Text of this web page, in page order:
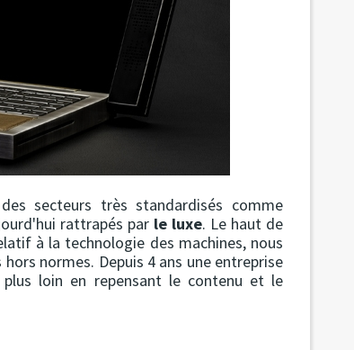
secteurs très standardisés comme
rattrapés par le luxe. Le haut de
à la technologie des machines, nous
normes. Depuis 4 ans une entreprise
loin en repensant le contenu et le